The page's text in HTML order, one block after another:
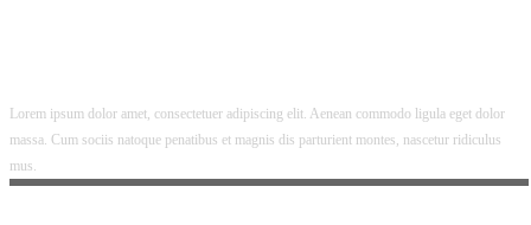
Lorem ipsum dolor amet, consectetuer adipiscing elit. Aenean commodo ligula eget dolor
massa. Cum sociis natoque penatibus et magnis dis parturient montes, nascetur ridiculus
mus.